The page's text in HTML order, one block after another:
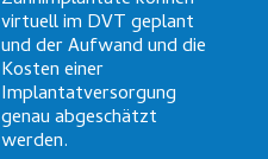
virtuell im DVT geplant
und der Aufwand und die
Kosten einer
Implantatversorgung
genau abgeschätzt
werden.